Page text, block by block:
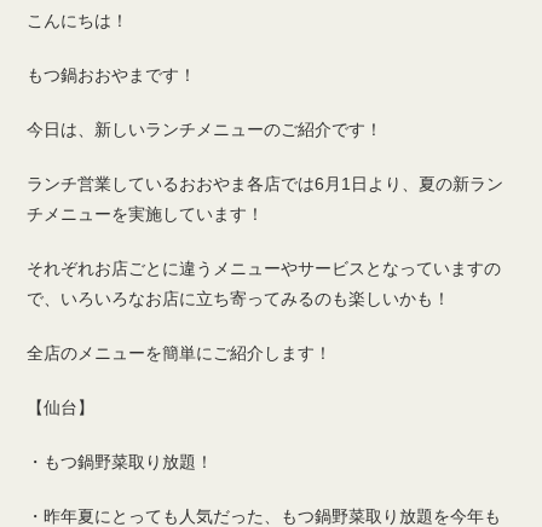
こんにちは！
もつ鍋おおやまです！
今日は、新しいランチメニューのご紹介です！
ランチ営業しているおおやま各店では6月1日より、夏の新ラン
チメニューを実施しています！
それぞれお店ごとに違うメニューやサービスとなっていますの
で、いろいろなお店に立ち寄ってみるのも楽しいかも！
全店のメニューを簡単にご紹介します！
【仙台】
・もつ鍋野菜取り放題！
・昨年夏にとっても人気だった、もつ鍋野菜取り放題を今年も